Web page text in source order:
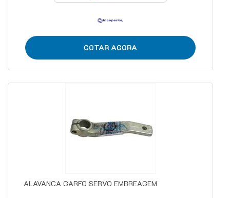
COTAR AGORA
ALAVANCA GARFO SERVO EMBREAGEM